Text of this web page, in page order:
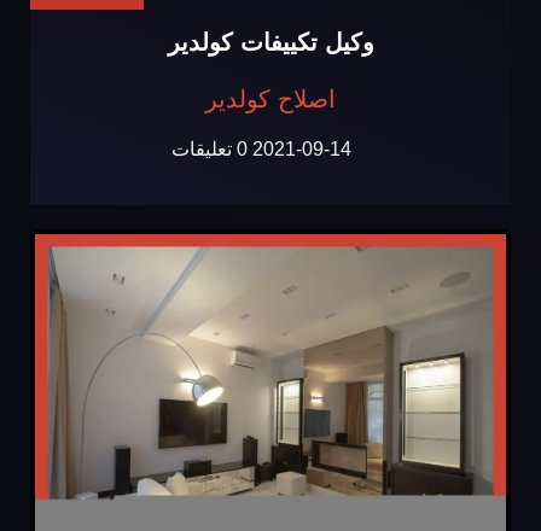
وكيل تكييفات كولدير
اصلاح كولدير
2021-09-14 0 تعليقات